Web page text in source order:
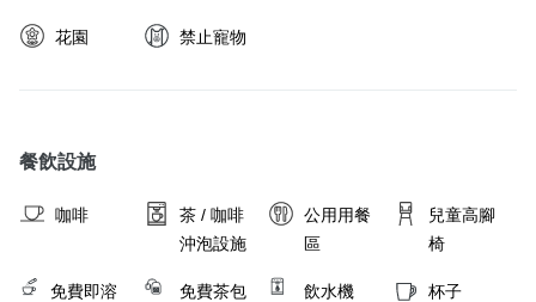
花園 禁止寵物
餐飲設施
咖啡
茶 / 咖啡
沖泡設施
公用用餐
區
兒童高腳
椅
免費即溶
免費茶包 飲水機 杯子